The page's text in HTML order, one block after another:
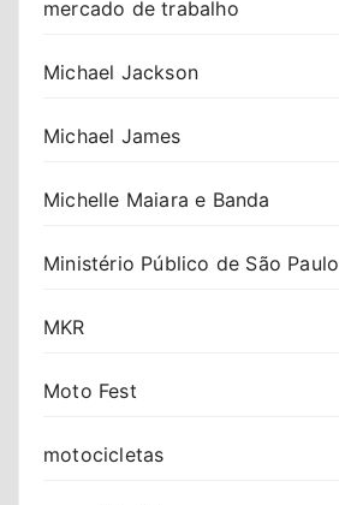
mercado de trabalho
Michael Jackson
Michael James
Michelle Maiara e Banda
Ministério Público de São Paulo
MKR
Moto Fest
motocicletas